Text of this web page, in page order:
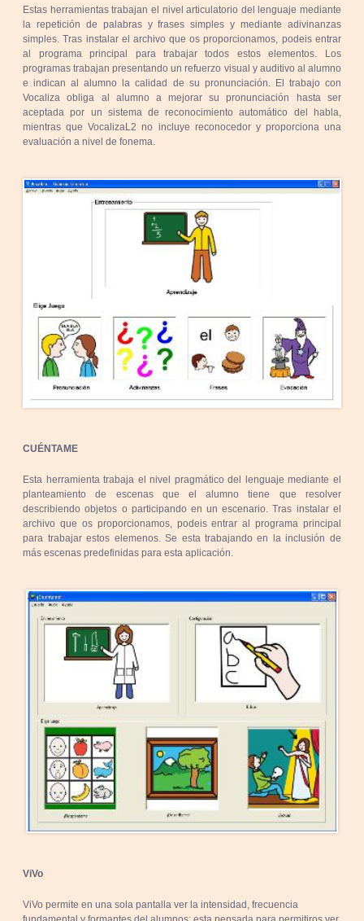
Estas herramientas trabajan el nivel articulatorio del lenguaje mediante
la repetición de palabras y frases simples y mediante adivinanzas
simples. Tras instalar el archivo que os proporcionamos, podeis entrar
al programa principal para trabajar todos estos elementos. Los
programas trabajan presentando un refuerzo visual y auditivo al alumno
e indican al alumno la calidad de su pronunciación. El trabajo con
Vocaliza obliga al alumno a mejorar su pronunciación hasta ser
aceptada por un sistema de reconocimiento automático del habla,
mientras que VocalizaL2 no incluye reconocedor y proporciona una
evaluación a nivel de fonema.
CUÉNTAME
Esta herramienta trabaja el nivel pragmático del lenguaje mediante el
planteamiento de escenas que el alumno tiene que resolver
describiendo objetos o participando en un escenario. Tras instalar el
archivo que os proporcionamos, podeis entrar al programa principal
para trabajar estos elemenos. Se esta trabajando en la inclusión de
más escenas predefinidas para esta aplicación.
ViVo
ViVo permite en una sola pantalla ver la intensidad, frecuencia